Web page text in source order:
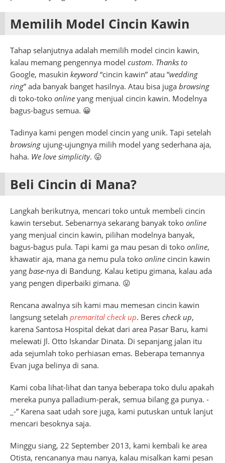
Memilih Model Cincin Kawin
Tahap selanjutnya adalah memilih model cincin kawin,
kalau memang pengennya model custom. Thanks to
Google, masukin keyword “cincin kawin” atau “wedding
ring” ada banyak banget hasilnya. Atau bisa juga browsing
di toko-toko online yang menjual cincin kawin. Modelnya
bagus-bagus semua. 😀
Tadinya kami pengen model cincin yang unik. Tapi setelah
browsing ujung-ujungnya milih model yang sederhana aja,
haha. We love simplicity. 😛
Beli Cincin di Mana?
Langkah berikutnya, mencari toko untuk membeli cincin
kawin tersebut. Sebenarnya sekarang banyak toko online
yang menjual cincin kawin, pilihan modelnya banyak,
bagus-bagus pula. Tapi kami ga mau pesan di toko online,
khawatir aja, mana ga nemu pula toko online cincin kawin
yang base-nya di Bandung. Kalau ketipu gimana, kalau ada
yang pengen diperbaiki gimana. 😛
Rencana awalnya sih kami mau memesan cincin kawin
langsung setelah premarital check up. Beres check up,
karena Santosa Hospital dekat dari area Pasar Baru, kami
melewati Jl. Otto Iskandar Dinata. Di sepanjang jalan itu
ada sejumlah toko perhiasan emas. Beberapa temannya
Evan juga belinya di sana.
Kami coba lihat-lihat dan tanya beberapa toko dulu apakah
mereka punya palladium-perak, semua bilang ga punya. -
_-” Karena saat udah sore juga, kami putuskan untuk lanjut
mencari besoknya saja.
Minggu siang, 22 September 2013, kami kembali ke area
Otista, rencananya mau nanya, kalau misalkan kami pesan